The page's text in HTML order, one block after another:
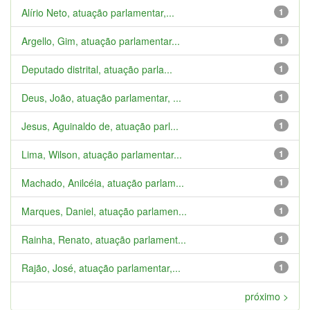
1
Alírio Neto, atuação parlamentar,...
1
Argello, Gim, atuação parlamentar...
1
Deputado distrital, atuação parla...
1
Deus, João, atuação parlamentar, ...
1
Jesus, Aguinaldo de, atuação parl...
1
Lima, Wilson, atuação parlamentar...
1
Machado, Anilcéia, atuação parlam...
1
Marques, Daniel, atuação parlamen...
1
Rainha, Renato, atuação parlament...
1
Rajão, José, atuação parlamentar,...
próximo >